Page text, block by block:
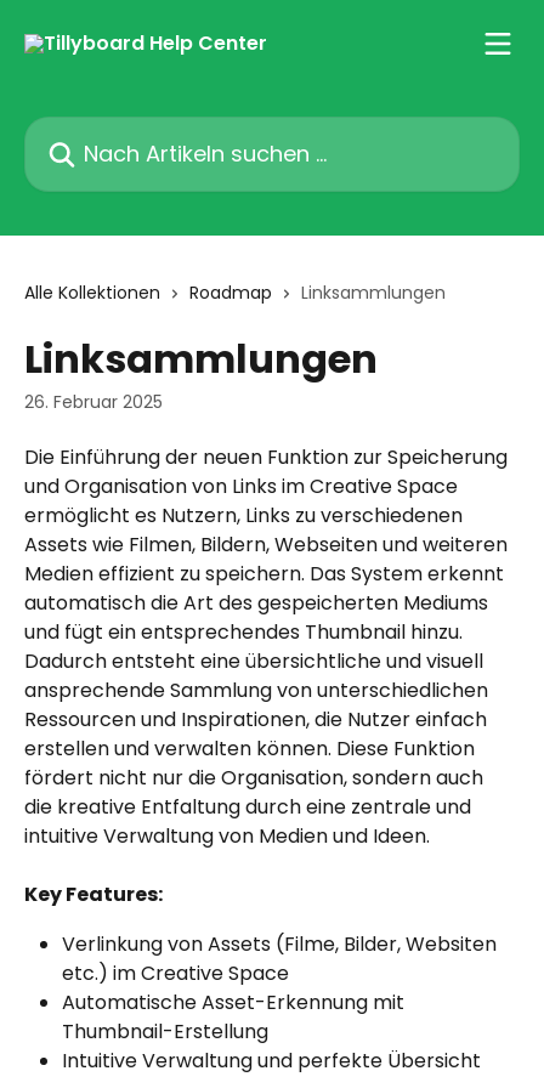
Nach Artikeln suchen …
Alle Kollektionen Roadmap Linksammlungen
Linksammlungen
26. Februar 2025
Die Einführung der neuen Funktion zur Speicherung
und Organisation von Links im Creative Space
ermöglicht es Nutzern, Links zu verschiedenen
Assets wie Filmen, Bildern, Webseiten und weiteren
Medien effizient zu speichern. Das System erkennt
automatisch die Art des gespeicherten Mediums
und fügt ein entsprechendes Thumbnail hinzu.
Dadurch entsteht eine übersichtliche und visuell
ansprechende Sammlung von unterschiedlichen
Ressourcen und Inspirationen, die Nutzer einfach
erstellen und verwalten können. Diese Funktion
fördert nicht nur die Organisation, sondern auch
die kreative Entfaltung durch eine zentrale und
intuitive Verwaltung von Medien und Ideen.​
Key Features:
Verlinkung von Assets (Filme, Bilder, Websiten
etc.) im Creative Space
Automatische Asset-Erkennung mit
Thumbnail-Erstellung
Intuitive Verwaltung und perfekte Übersicht